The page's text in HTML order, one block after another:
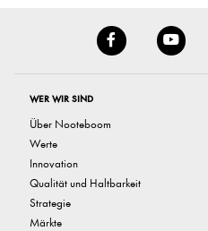
WER WIR SIND
Über Nooteboom
Werte
Innovation
Qualität und Haltbarkeit
Strategie
Märkte